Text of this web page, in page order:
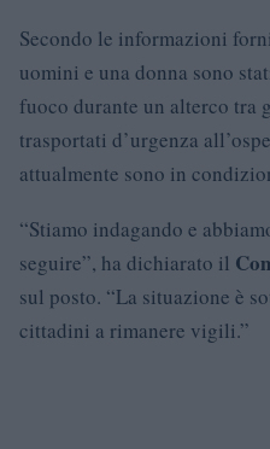
Secondo le informazioni
uomini e una donna sono
fuoco durante un alterco
trasportati d’urgenza
attualmente sono in
“Stiamo indagando e
seguire”, ha dichiarato il
sul posto. “La situazione è
cittadini a rimanere vigili.”